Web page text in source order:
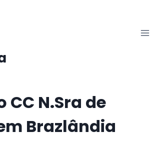
CC N.Sra de
Brazlândia